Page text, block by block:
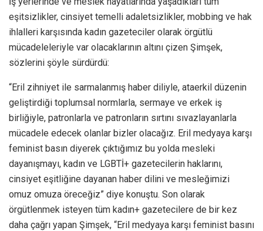
eşitsizlikler, cinsiyet temelli adaletsizlikler, mobbing ve hak
ihlalleri karşısında kadın gazeteciler olarak örgütlü
mücadeleleriyle var olacaklarının altını çizen Şimşek,
sözlerini şöyle sürdürdü:
“Eril zihniyet ile sarmalanmış haber diliyle, ataerkil düzenin
geliştirdiği toplumsal normlarla, sermaye ve erkek iş
birliğiyle, patronlarla ve patronların sırtını sıvazlayanlarla
mücadele edecek olanlar bizler olacağız. Eril medyaya karşı
feminist basın diyerek çıktığımız bu yolda mesleki
dayanışmayı, kadın ve LGBTİ+ gazetecilerin haklarını,
cinsiyet eşitliğine dayanan haber dilini ve mesleğimizi
omuz omuza öreceğiz” diye konuştu. Son olarak
örgütlenmek isteyen tüm kadın+ gazetecilere de bir kez
daha çağrı yapan Şimşek, “Eril medyaya karşı feminist basını